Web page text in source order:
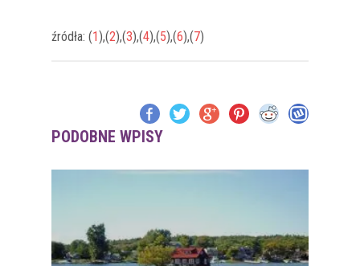
źródła: (1 ),(2),(3),(4),(5),(6),(7)
PODOBNE WPISY